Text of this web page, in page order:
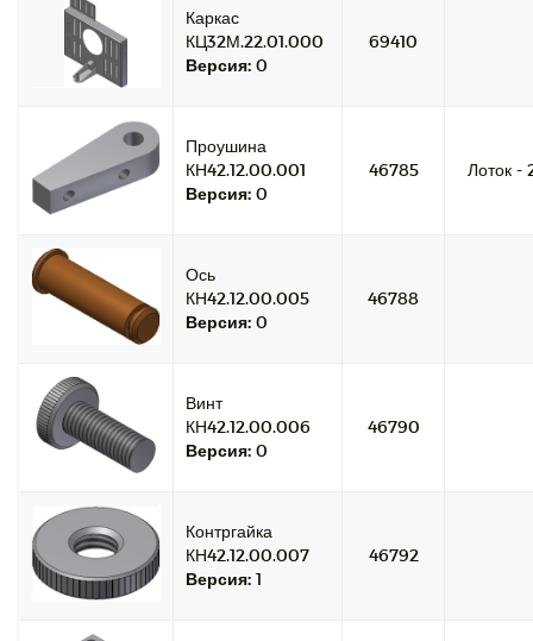
Каркас
КЦ32М.22.01.000
Версия: 0
69410
Проушина
КН42.12.00.001
Версия: 0
46785 Лоток -
Ось
КН42.12.00.005
Версия: 0
46788
Винт
КН42.12.00.006
Версия: 0
46790
Контргайка
КН42.12.00.007
Версия: 1
46792